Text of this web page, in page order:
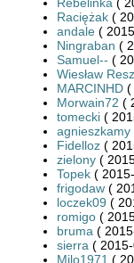
Raciężak (
andale (
Ningraban (
Samuel-- (
Wiesław
MARCINHD (
Morwain72 (
tomecki (
agnieszkamy
Fidelloz (
zielony (
Topek (
frigodaw (
loczek09 (
romigo (
bruma (
sierra (
Milo1971 (